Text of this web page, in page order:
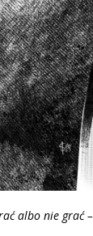
albo nie grać